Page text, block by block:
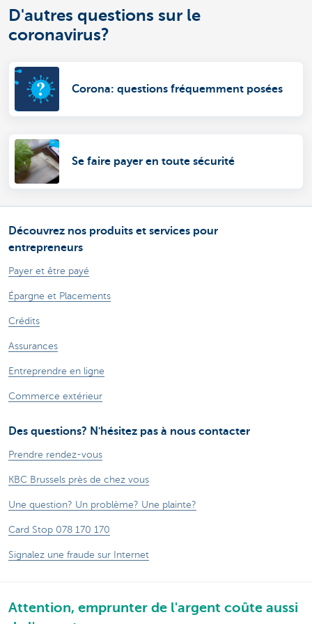
D'autres questions sur le
coronavirus?
Corona: questions fréquemment posées
Se faire payer en toute sécurité
Découvrez nos produits et services pour
entrepreneurs
Payer et être payé
Épargne et Placements
Crédits
Assurances
Entreprendre en ligne
Commerce extérieur
Des questions? N'hésitez pas à nous contacter
Prendre rendez-vous
KBC Brussels près de chez vous
Une question? Un problème? Une plainte?
Card Stop 078 170 170
Signalez une fraude sur Internet
Attention, emprunter de l'argent coûte aussi